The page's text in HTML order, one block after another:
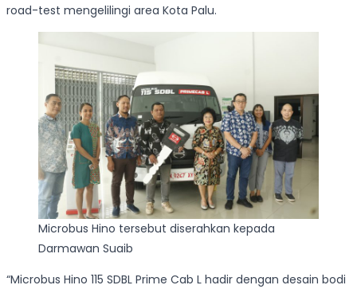
road-test mengelilingi area Kota Palu.
Microbus Hino tersebut diserahkan kepada
Darmawan Suaib
“Microbus Hino 115 SDBL Prime Cab L hadir dengan desain bodi